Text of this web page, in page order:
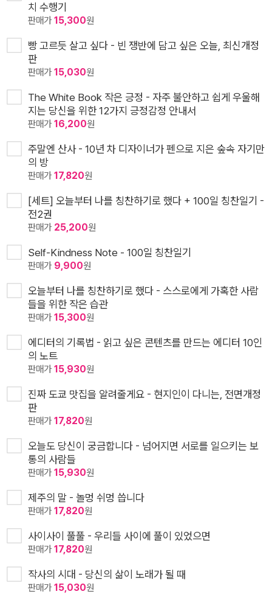
치 수행기
판매가15,300원
빵 고르듯 살고 싶다 - 빈 쟁반에 담고 싶은 오늘, 최신개정
판
판매가15,030원
The White Book 작은 긍정 - 자주 불안하고 쉽게 우울해
지는 당신을 위한 12가지 긍정감정 안내서
판매가16,200원
주말엔 산사 - 10년 차 디자이너가 펜으로 지은 숲속 자기만
의 방
판매가17,820원
[세트] 오늘부터 나를 칭찬하기로 했다 + 100일 칭찬일기 -
전2권
판매가 25,200원
Self-Kindness Note - 100일 칭찬일기
판매가 9,900원
오늘부터 나를 칭찬하기로 했다 - 스스로에게 가혹한 사람
들을 위한 작은 습관
판매가15,300원
에디터의 기록법 - 읽고 싶은 콘텐츠를 만드는 에디터 10인
의 노트
판매가15,930원
진짜 도쿄 맛집을 알려줄게요 - 현지인이 다니는, 전면개정
판
판매가17,820원
오늘도 당신이 궁금합니다 - 넘어지면 서로를 일으키는 보
통의 사람들
판매가15,930원
제주의 말 - 놀멍 쉬멍 씁니다
판매가17,820원
사이사이 풀풀 - 우리들 사이에 풀이 있었으면
판매가17,820원
작사의 시대 - 당신의 삶이 노래가 될 때
판매가15,030원